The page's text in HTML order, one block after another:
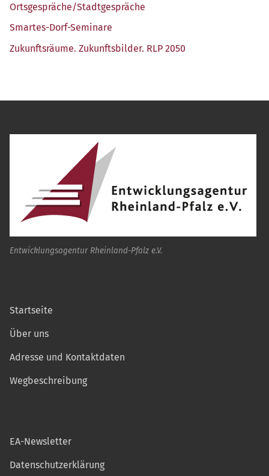
Ortsgespräche/​Stadtgespräche
Smar­tes-Dorf-Semi­na­re
Zukunfts­räu­me. Zukunfts­bil­der. RLP 2050
Entwicklungsagentur Rheinland-Pfalz e.V.
Startseite
Über uns
Adresse und Kontaktdaten
Wegbeschreibung
EA-Newsletter
Datenschutzerklärung